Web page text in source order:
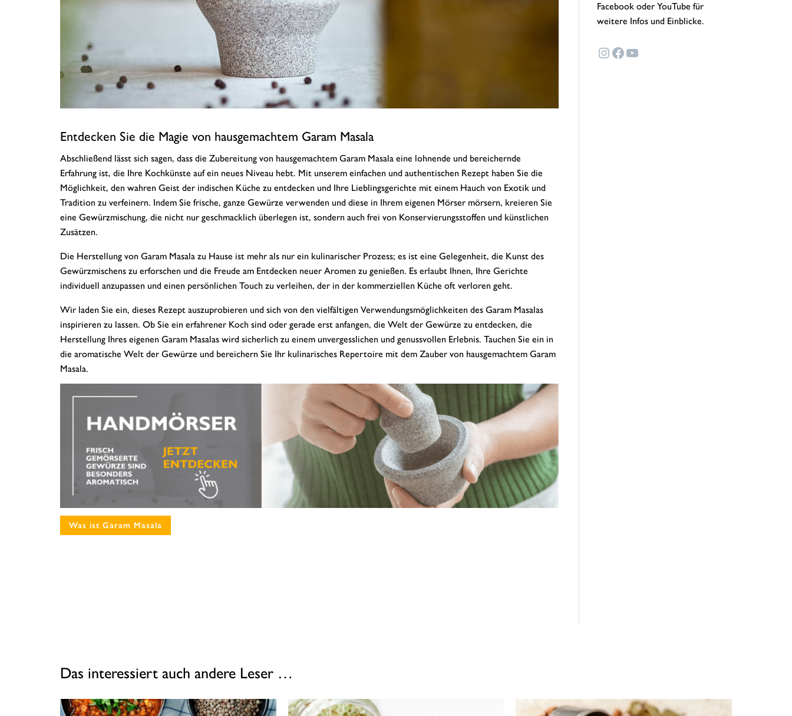
Entdecken Sie die Magie von hausgemachtem Garam Masala
Abschließend lässt sich sagen, dass die Zubereitung von hausgemachtem Garam Masala eine lohnende und bereichernde
Erfahrung ist, die Ihre Kochkünste auf ein neues Niveau hebt. Mit unserem einfachen und authentischen Rezept haben Sie die
Möglichkeit, den wahren Geist der indischen Küche zu entdecken und Ihre Lieblingsgerichte mit einem Hauch von Exotik und
Tradition zu verfeinern. Indem Sie frische, ganze Gewürze verwenden und diese in Ihrem eigenen Mörser mörsern, kreieren Sie
eine Gewürzmischung, die nicht nur geschmacklich überlegen ist, sondern auch frei von Konservierungsstoffen und künstlichen
Zusätzen.
Die Herstellung von Garam Masala zu Hause ist mehr als nur ein kulinarischer Prozess; es ist eine Gelegenheit, die Kunst des
Gewürzmischens zu erforschen und die Freude am Entdecken neuer Aromen zu genießen. Es erlaubt Ihnen, Ihre Gerichte
individuell anzupassen und einen persönlichen Touch zu verleihen, der in der kommerziellen Küche oft verloren geht.
Wir laden Sie ein, dieses Rezept auszuprobieren und sich von den vielfältigen Verwendungsmöglichkeiten des Garam Masalas
inspirieren zu lassen. Ob Sie ein erfahrener Koch sind oder gerade erst anfangen, die Welt der Gewürze zu entdecken, die
Herstellung Ihres eigenen Garam Masalas wird sicherlich zu einem unvergesslichen und genussvollen Erlebnis. Tauchen Sie ein in
die aromatische Welt der Gewürze und bereichern Sie Ihr kulinarisches Repertoire mit dem Zauber von hausgemachtem Garam
Masala.
Was ist Garam Masala
Facebook oder YouTube für
weitere Infos und Einblicke.
Instagram
Facebook
YouTube
Das interessiert auch andere Leser …